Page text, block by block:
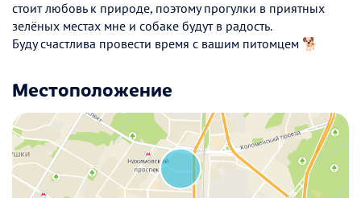
стоит любовь к природе, поэтому прогулки в приятных
зелёных местах мне и собаке будут в радость.
Буду счастлива провести время с вашим питомцем 🐕
Местоположение